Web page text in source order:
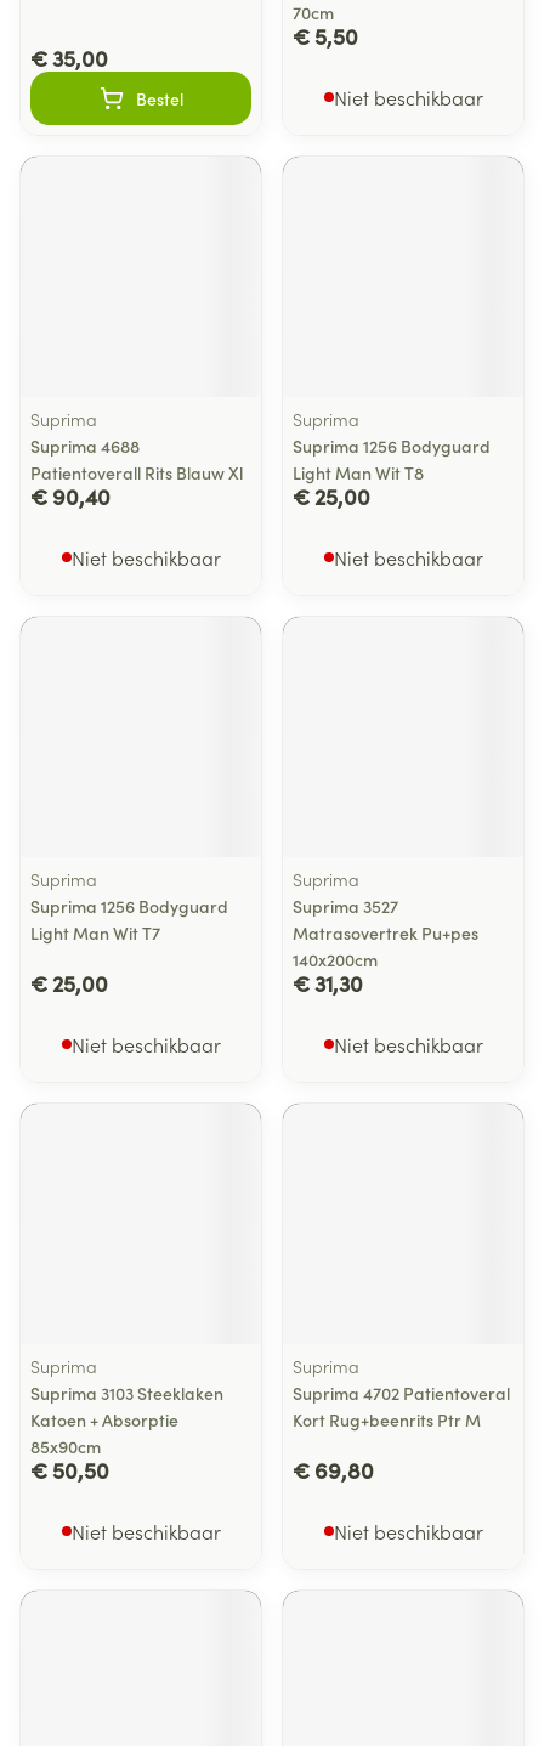
€ 35,00
Bestel
70cm
€ 5,50
Niet beschikbaar
Suprima
Suprima 4688
Patientoverall Rits Blauw Xl
€ 90,40
Niet beschikbaar
Suprima
Suprima 1256 Bodyguard
Light Man Wit T8
€ 25,00
Niet beschikbaar
Suprima
Suprima 1256 Bodyguard
Light Man Wit T7
€ 25,00
Niet beschikbaar
Suprima
Suprima 3527
Matrasovertrek Pu+pes
140x200cm
€ 31,30
Niet beschikbaar
Suprima
Suprima 3103 Steeklaken
Katoen + Absorptie
85x90cm
€ 50,50
Niet beschikbaar
Suprima
Suprima 4702 Patientoveral
Kort Rug+beenrits Ptr M
€ 69,80
Niet beschikbaar